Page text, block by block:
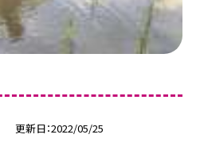
更新日 2022/05/25